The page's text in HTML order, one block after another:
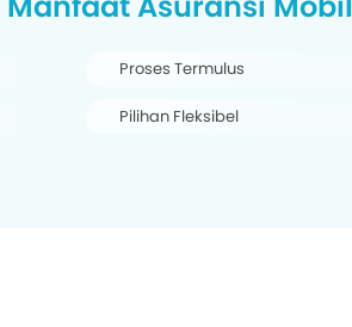
Proses Termulus
Pilihan Fleksibel